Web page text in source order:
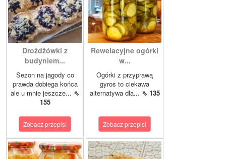
Drożdżówki z
budyniem...
Sezon na jagody co
prawda dobiega końca
ale u mnie jeszcze... ⇖
155
Zobacz przepis!
Rewelacyjne ogórki
w...
Ogórki z przyprawą
gyros to ciekawa
alternatywa dla... ⇖ 135
Zobacz przepis!